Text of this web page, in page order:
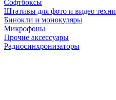
Софтбоксы
Штативы для фото и видео
Бинокли и монокуляры
Микрофоны
Прочие аксессуары
Радиосинхронизаторы